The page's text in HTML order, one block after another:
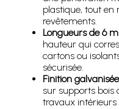
plastique, tout en
revêtements.
Longueurs de 6
hauteur qui
cartons ou
sécurisée.
Finition galvanisée
sur supports bois
travaux intérieurs